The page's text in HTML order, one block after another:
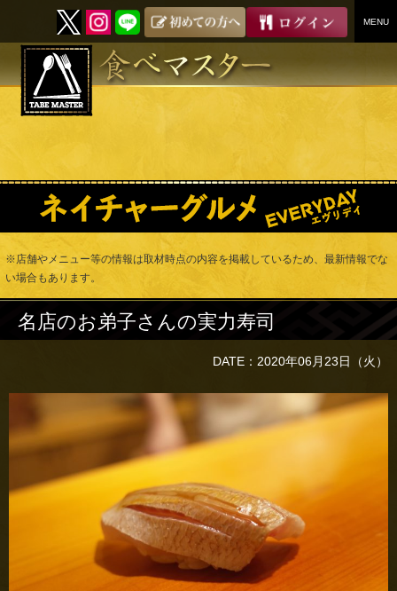
MENU
SKIP
※店舗やメニュー等の情報は取材時点の内容を掲載しているため、最新情報でな
い場合もあります。
名店のお弟子さんの実力寿司
DATE：2020年06月23日（火）